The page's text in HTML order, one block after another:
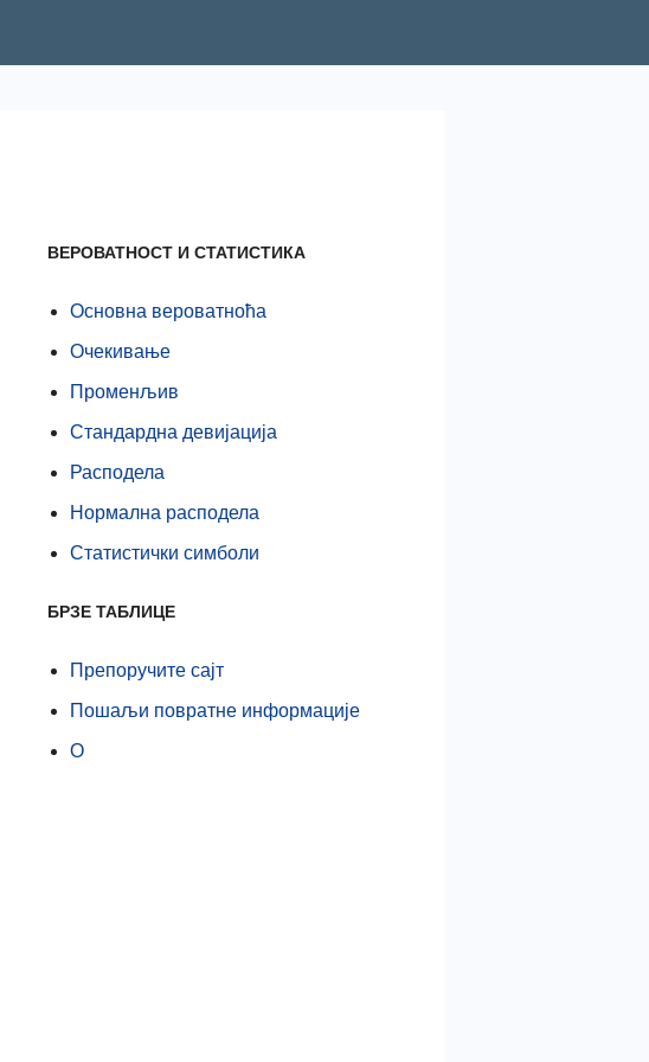
ВЕРОВАТНОСТ И СТАТИСТИКА
Основна вероватноћа
Очекивање
Променљив
Стандардна девијација
Расподела
Нормална расподела
Статистички симболи
БРЗЕ ТАБЛИЦЕ
Препоручите сајт
Пошаљи повратне информације
О